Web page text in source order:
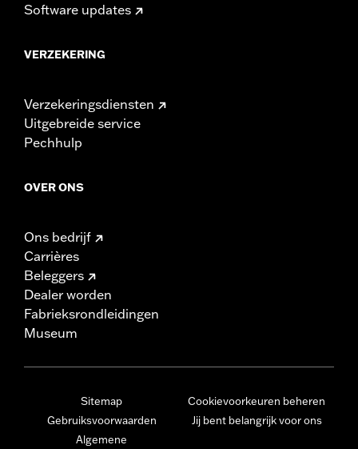
Software updates
VERZEKERING
Verzekeringsdiensten
Uitgebreide service
Pechhulp
OVER ONS
Ons bedrijf
Carrières
Beleggers
Dealer worden
Fabrieksrondleidingen
Museum
Sitemap
Gebruiksvoorwaarden
Algemene
Cookievoorkeuren beheren
Jij bent belangrijk voor ons